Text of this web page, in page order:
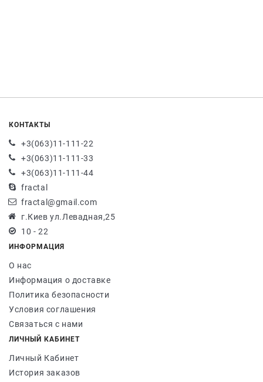
КОНТАКТЫ
+3(063)11-111-22
+3(063)11-111-33
+3(063)11-111-44
fractal
fractal@gmail.com
г.Киев ул.Левадная,25
10 - 22
ИНФОРМАЦИЯ
О нас
Информация о доставке
Политика безопасности
Условия соглашения
Связаться с нами
ЛИЧНЫЙ КАБИНЕТ
Личный Кабинет
История заказов